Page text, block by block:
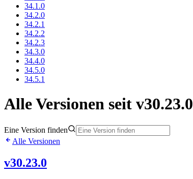
34.1.0
34.2.0
34.2.1
34.2.2
34.2.3
34.3.0
34.4.0
34.5.0
34.5.1
Alle Versionen seit v30.23.0
Eine Version finden
Alle Versionen
v30.23.0